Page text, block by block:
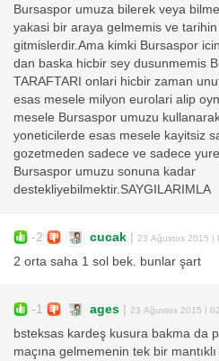
Bursaspor umuza bilerek veya
yakasi bir araya gelmemis ve
gitmislerdir.Ama kimki Bursaspor
dan baska hicbir sey dusunmemis
TARAFTARI onlari hicbir zaman
esas mesele milyon eurolari alip
mesele Bursaspor umuzu
yoneticilerde esas mesele kayitsiz
gozetmeden sadece ve sadece
Bursaspor umuzu sonuna kadar
destekliyebilmektir.SAYGILARIMLA
-2 cucak 23 Ağustos 2015 |
2 orta saha 1 sol bek. bunlar şart
-1 ages 23 Ağustos 2015 |
bsteksas kardeş kusura bakma da
maçına gelmemenin tek bir